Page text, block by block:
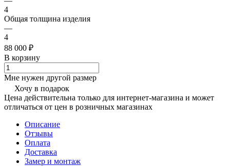
4
Общая толщина изделия
—
4
88 000 ₽
В корзину
Мне нужен другой размер
Хочу в подарок
Цена действительна только для интернет-магазина и может
отличаться от цен в розничных магазинах
Описание
Отзывы
Оплата
Доставка
Замер и монтаж